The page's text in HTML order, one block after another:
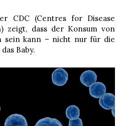
CDC (Centres for Disease
zeigt, dass der Konsum von
sein kann – nicht nur für die
Baby.